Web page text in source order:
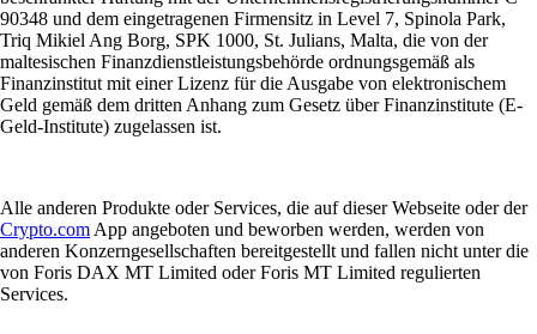
90348 und dem eingetragenen Firmensitz in Level 7, Spinola Park,
Triq Mikiel Ang Borg, SPK 1000, St. Julians, Malta, die von der
maltesischen Finanzdienstleistungsbehörde ordnungsgemäß als
Finanzinstitut mit einer Lizenz für die Ausgabe von elektronischem
Geld gemäß dem dritten Anhang zum Gesetz über Finanzinstitute (E-
Geld-Institute) zugelassen ist.
Alle anderen Produkte oder Services, die auf dieser Webseite oder der
Crypto.com App angeboten und beworben werden, werden von
anderen Konzerngesellschaften bereitgestellt und fallen nicht unter die
von Foris DAX MT Limited oder Foris MT Limited regulierten
Services.